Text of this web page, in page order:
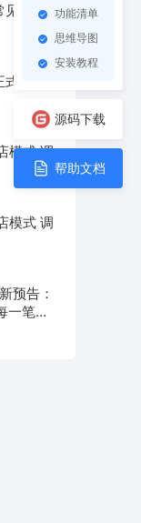
见问题
发布
模式 调
模式 调
预告：
一笔订
功能清单
思维导图
安装教程
源码下载
帮助文档